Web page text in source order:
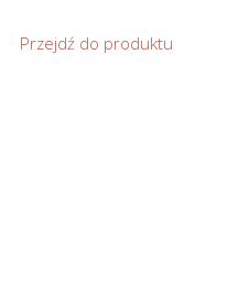
Przejdź do produktu